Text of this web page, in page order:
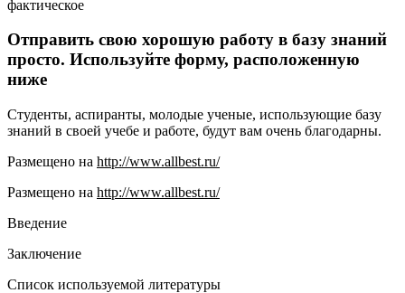
фактическое
Отправить свою хорошую работу в базу знаний
просто. Используйте форму, расположенную
ниже
Студенты, аспиранты, молодые ученые, использующие базу
знаний в своей учебе и работе, будут вам очень благодарны.
Размещено на http://www.allbest.ru/
Размещено на http://www.allbest.ru/
Введение
Заключение
Список используемой литературы